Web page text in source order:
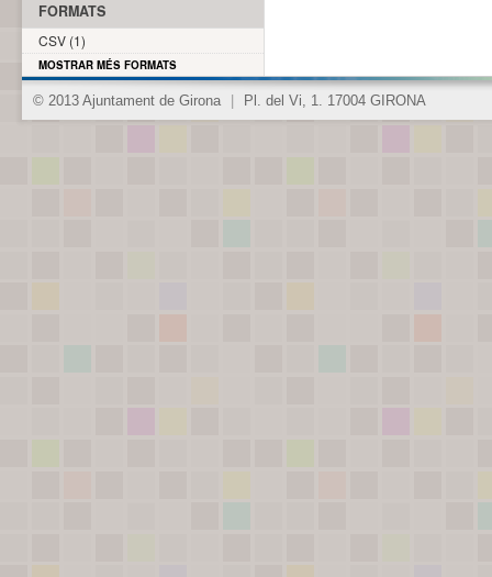
FORMATS
CSV (1)
MOSTRAR MÉS FORMATS
© 2013 Ajuntament de Girona Pl. del Vi, 1. 17004 GIRONA